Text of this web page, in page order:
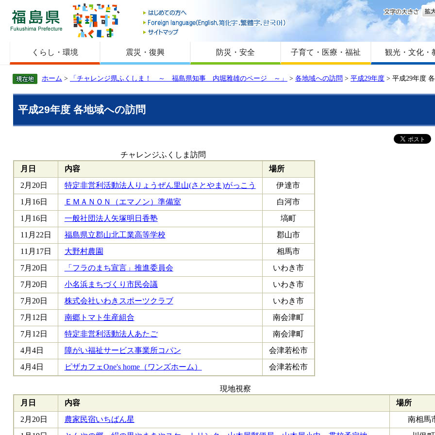
福島県
はじめての方へ
Foreign language
サイトマップ
文字
くらし・環境 震災・復興 防災・安全 子育て・医療・福祉 観光・文化・
ホーム > 「チャレンジ県ふくしま！ ～ 福島県知事 内堀雅雄のページ ～」 > 各地域への訪問 > 平成29年度 > 平成29年度
平成29年度 各地域への訪問
チャレンジふくしま訪問
月日
内容
場所
2月20日
特定非営利活動法人りょうぜん里山(さとやま)がっこう
伊達市
1月16日
ＥＭＡＮＯＮ（エマノン）準備室
白河市
1月16日
一般社団法人矢塚明日香塾
塙町
11月22日
福島県立郡山北工業高等学校
郡山市
11月17日
大野村農園
相馬市
7月20日
「フラのまち宣言」推進委員会
いわき市
7月20日
小名浜まちづくり市民会議
いわき市
7月20日
株式会社いわきスポーツクラブ
いわき市
7月12日
南郷トマト生産組合
南会津町
7月12日
特定非営利活動法人あたご
南会津町
4月4日
障がい福祉サービス事業所コパン
会津若松市
4月4日
ピザカフェOne's home（ワンズホーム） 会津若松市
現地視察
月日
内容
場所
2月20日
農家民宿いちばん星
南相馬